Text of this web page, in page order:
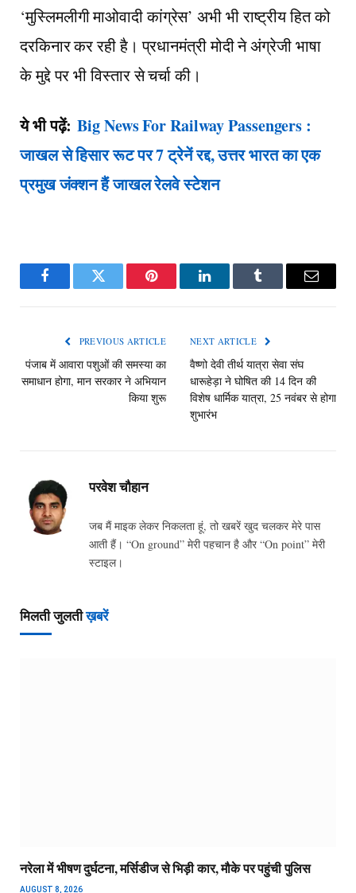
‘मुस्लिमलीगी माओवादी कांग्रेस’ अभी भी राष्ट्रीय हित को
दरकिनार कर रही है। प्रधानमंत्री मोदी ने अंग्रेजी भाषा
के मुद्दे पर भी विस्तार से चर्चा की।
ये भी पढ़ें:Big News For Railway Passengers :
जाखल से हिसार रूट पर 7 ट्रेनें रद्द, उत्तर भारत का एक
प्रमुख जंक्शन हैं जाखल रेलवे स्टेशन
FacebookTwitter Pinterest LinkedInTumblr Email
PREVIOUS ARTICLE
पंजाब में आवारा पशुओं की समस्या का
समाधान होगा, मान सरकार ने अभियान
किया शुरू
NEXT ARTICLE
वैष्णो देवी तीर्थ यात्रा सेवा संघ
धारूहेड़ा ने घोषित की 14 दिन की
विशेष धार्मिक यात्रा, 25 नवंबर से होगा
शुभारंभ
परवेश चौहान
जब मैं माइक लेकर निकलता हूं, तो खबरें खुद चलकर मेरे पास
आती हैं। “On ground” मेरी पहचान है और “On point” मेरी
स्टाइल।
मिलती जुलतीख़बरें
नरेला में भीषण दुर्घटना, मर्सिडीज से भिड़ी कार, मौके पर पहुंची पुलिस
AUGUST 8, 2026